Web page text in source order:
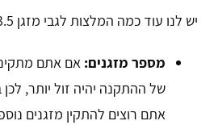
יש לנו עוד כמה המלצות לגבי מזגן 3.5 כוח סוס:
מספר מזגנים: אם אתם
של ההתקנה יהיה זול יותר,
אתם רוצים להתקין מזגנים